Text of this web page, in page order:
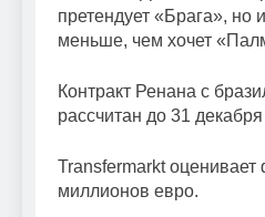
претендует «Брага», но
меньше, чем хочет
Контракт Ренана с
рассчитан до 31
Transfermarkt оценивает
миллионов евро.